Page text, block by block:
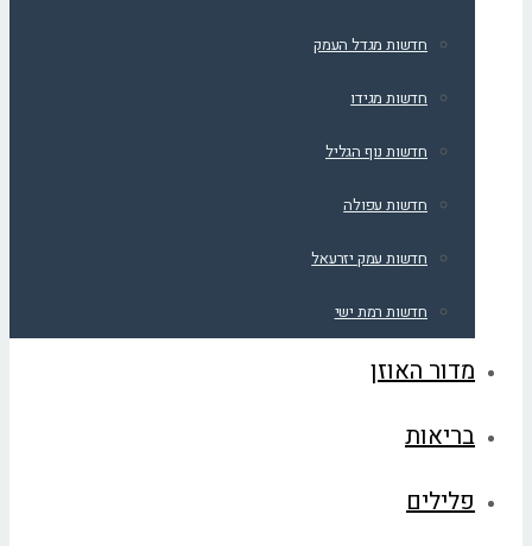
חדשות מגדל העמק
חדשות מגידו
חדשות נוף הגליל
חדשות עפולה
חדשות עמק יזרעאל
חדשות רמת ישי
מדור האוזן
בריאות
פלילים